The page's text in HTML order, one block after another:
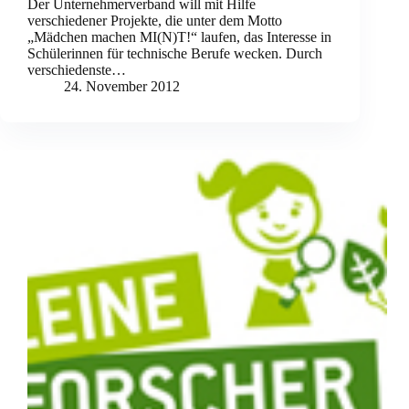
Der Unternehmerverband will mit Hilfe
verschiedener Projekte, die unter dem Motto
„Mädchen machen MI(N)T!“ laufen, das Interesse in
Schülerinnen für technische Berufe wecken. Durch
verschiedenste…
24. November 2012